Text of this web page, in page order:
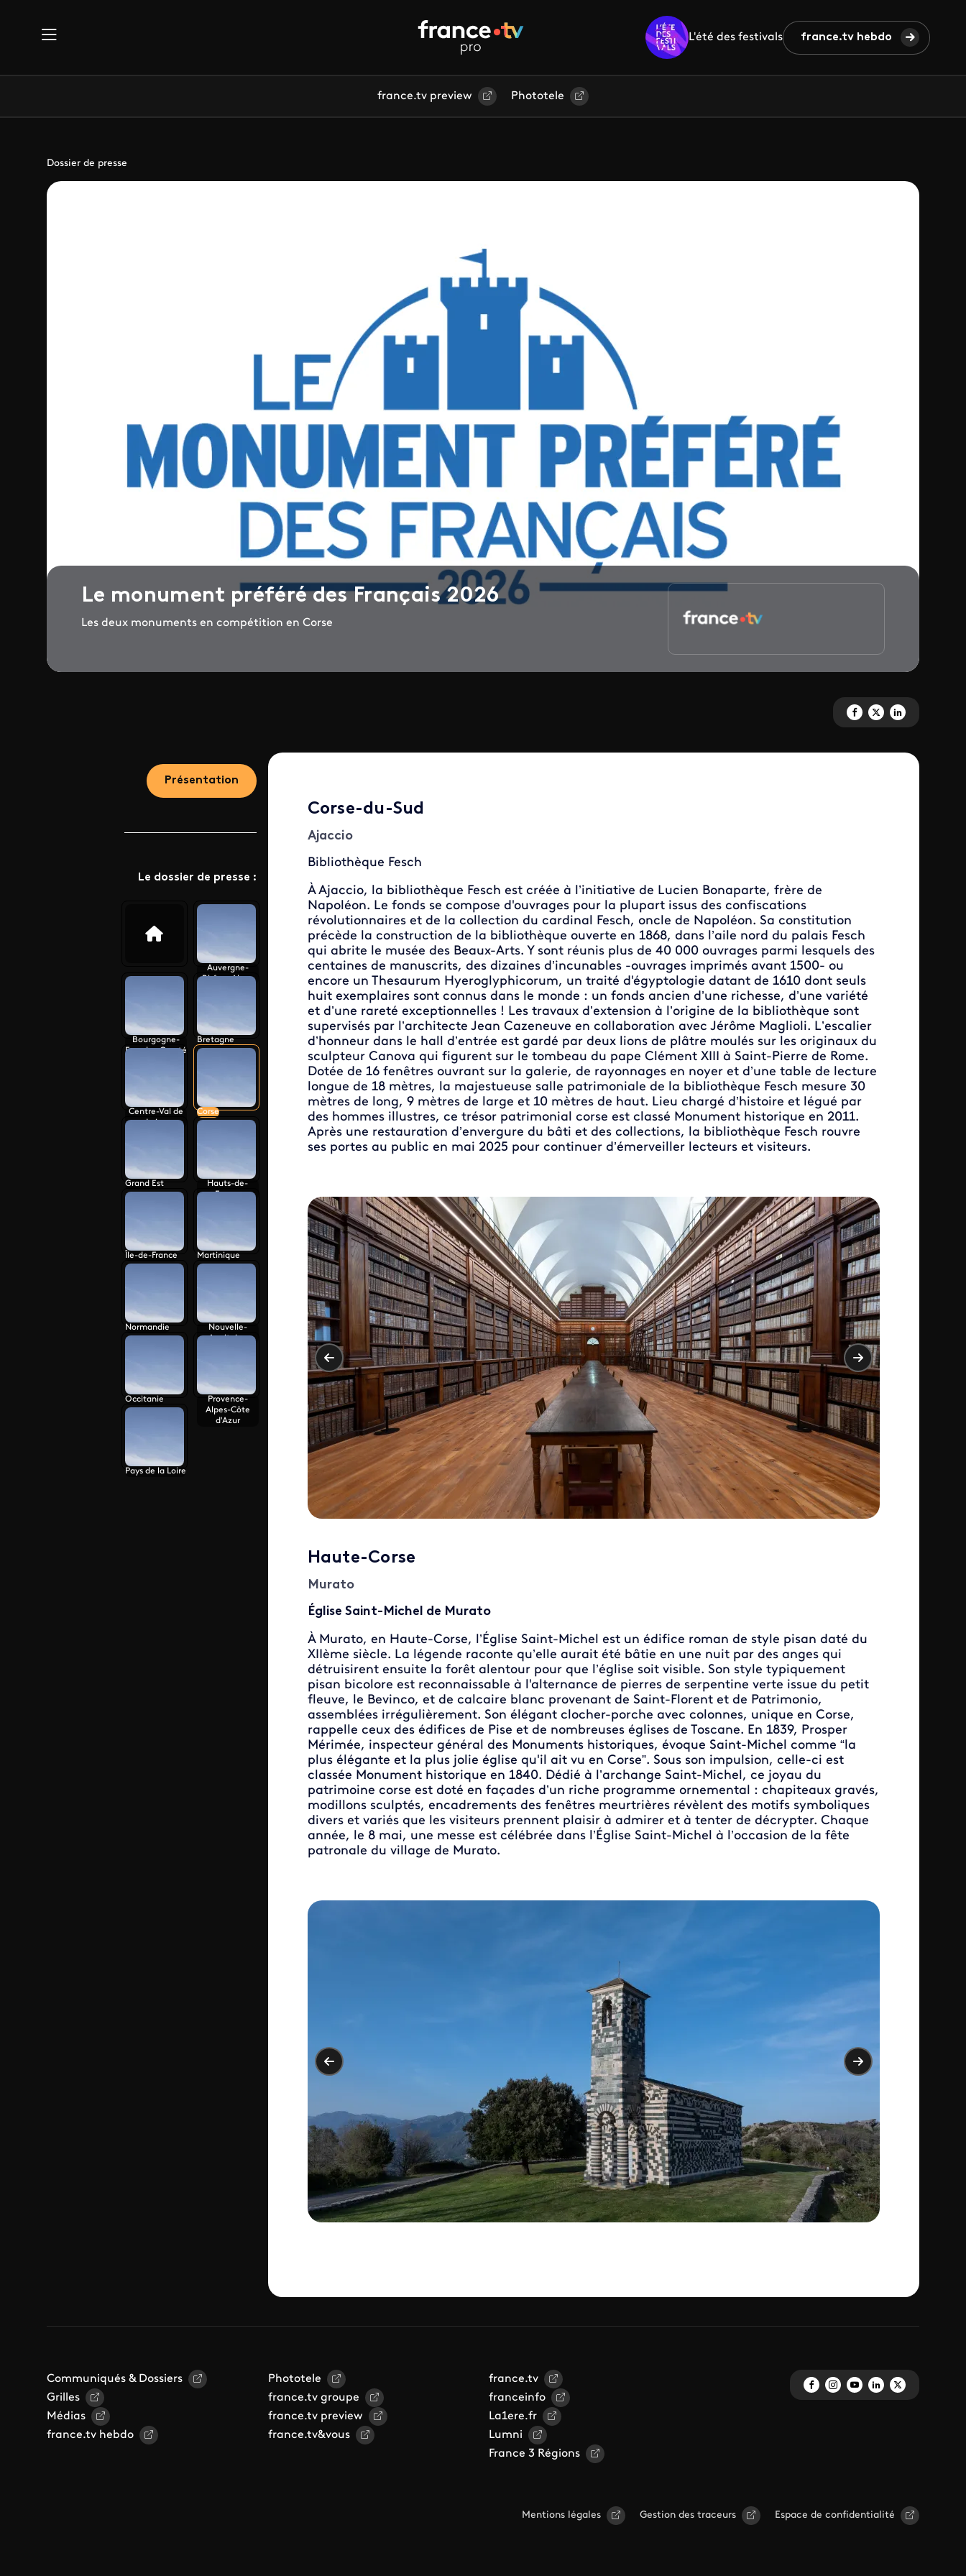
L'été des festivals france.tv hebdo
france.tv preview Phototele
Dossier de presse
Le monument préféré des Français 2026
Les deux monuments en compétition en Corse
Partagez 'Le monument
Partagez 'Le monument
Partagez 'Le
Présentation
Le dossier de presse :
Auvergne-
Rhône-Alpes
Bourgogne-
Franche-Comté
Bretagne
Centre-Val de
Loire
Corse
Grand Est
Hauts-de-
France
Île-de-France Martinique
Normandie
Nouvelle-
Aquitaine
Occitanie
Provence-
Alpes-Côte
d'Azur
Pays de la Loire
Corse-du-Sud
Ajaccio
Bibliothèque Fesch
À Ajaccio, la bibliothèque Fesch est créée à l’initiative de Lucien Bonaparte, frère de
Napoléon. Le fonds se compose d'ouvrages pour la plupart issus des confiscations
révolutionnaires et de la collection du cardinal Fesch, oncle de Napoléon. Sa constitution
précède la construction de la bibliothèque ouverte en 1868, dans l’aile nord du palais Fesch
qui abrite le musée des Beaux-Arts. Y sont réunis plus de 40 000 ouvrages parmi lesquels des
centaines de manuscrits, des dizaines d’incunables -ouvrages imprimés avant 1500- ou
encore un Thesaurum Hyeroglyphicorum, un traité d'égyptologie datant de 1610 dont seuls
huit exemplaires sont connus dans le monde : un fonds ancien d’une richesse, d’une variété
et d’une rareté exceptionnelles ! Les travaux d’extension à l’origine de la bibliothèque sont
supervisés par l’architecte Jean Cazeneuve en collaboration avec Jérôme Maglioli. L’escalier
d’honneur dans le hall d’entrée est gardé par deux lions de plâtre moulés sur les originaux du
sculpteur Canova qui figurent sur le tombeau du pape Clément XIII à Saint-Pierre de Rome.
Dotée de 16 fenêtres ouvrant sur la galerie, de rayonnages en noyer et d’une table de lecture
longue de 18 mètres, la majestueuse salle patrimoniale de la bibliothèque Fesch mesure 30
mètres de long, 9 mètres de large et 10 mètres de haut. Lieu chargé d’histoire et légué par
des hommes illustres, ce trésor patrimonial corse est classé Monument historique en 2011.
Après une restauration d’envergure du bâti et des collections, la bibliothèque Fesch rouvre
ses portes au public en mai 2025 pour continuer d’émerveiller lecteurs et visiteurs.
Haute-Corse
Murato
Église Saint-Michel de Murato
À Murato, en Haute-Corse, l’Église Saint-Michel est un édifice roman de style pisan daté du
XIIème siècle. La légende raconte qu’elle aurait été bâtie en une nuit par des anges qui
détruisirent ensuite la forêt alentour pour que l’église soit visible. Son style typiquement
pisan bicolore est reconnaissable à l'alternance de pierres de serpentine verte issue du petit
fleuve, le Bevinco, et de calcaire blanc provenant de Saint-Florent et de Patrimonio,
assemblées irrégulièrement. Son élégant clocher-porche avec colonnes, unique en Corse,
rappelle ceux des édifices de Pise et de nombreuses églises de Toscane. En 1839, Prosper
Mérimée, inspecteur général des Monuments historiques, évoque Saint-Michel comme “la
plus élégante et la plus jolie église qu'il ait vu en Corse”. Sous son impulsion, celle-ci est
classée Monument historique en 1840. Dédié à l’archange Saint-Michel, ce joyau du
patrimoine corse est doté en façades d’un riche programme ornemental : chapiteaux gravés,
modillons sculptés, encadrements des fenêtres meurtrières révèlent des motifs symboliques
divers et variés que les visiteurs prennent plaisir à admirer et à tenter de décrypter. Chaque
année, le 8 mai, une messe est célébrée dans l’Église Saint-Michel à l’occasion de la fête
patronale du village de Murato.
Communiqués & Dossiers
Grilles
Médias
france.tv hebdo
Phototele
france.tv groupe
france.tv preview
france.tv&vous
france.tv
franceinfo
La1ere.fr
Lumni
France 3 Régions
Mentions légales Gestion des traceurs Espace de confidentialité